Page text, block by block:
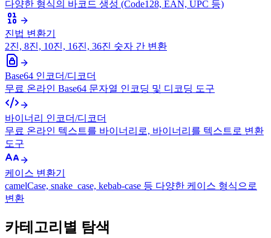
다양한 형식의 바코드 생성 (Code128, EAN, UPC 등)
진법 변환기
2진, 8진, 10진, 16진, 36진 숫자 간 변환
Base64 인코더/디코더
무료 온라인 Base64 문자열 인코딩 및 디코딩 도구
바이너리 인코더/디코더
무료 온라인 텍스트를 바이너리로, 바이너리를 텍스트로 변환
도구
케이스 변환기
camelCase, snake_case, kebab-case 등 다양한 케이스 형식으로
변환
카테고리별 탐색